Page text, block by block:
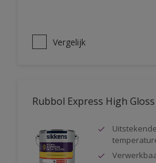
Vergelijk
Rubbol Express High Gloss